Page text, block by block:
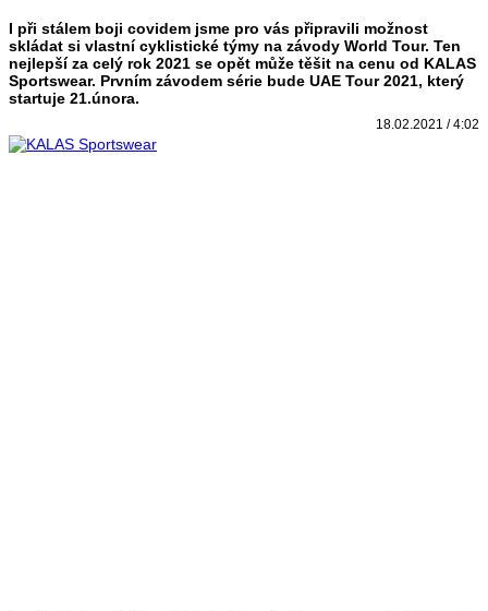
I při stálem boji covidem jsme pro vás připravili možnost
skládat si vlastní cyklistické týmy na závody World Tour. Ten
nejlepší za celý rok 2021 se opět může těšit na cenu od KALAS
Sportswear. Prvním závodem série bude UAE Tour 2021, který
startuje 21.února.
18.02.2021 / 4:02